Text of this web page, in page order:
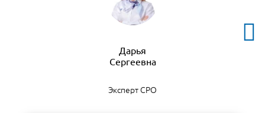
Дарья
Сергеевна
Эксперт СРО